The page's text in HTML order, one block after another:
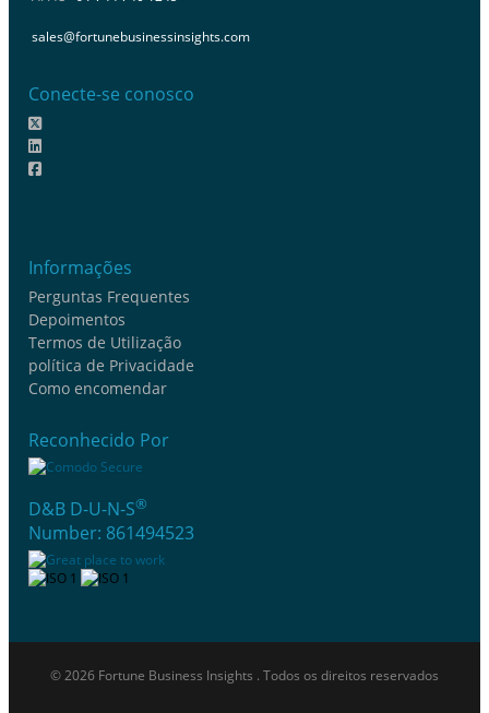
sales@fortunebusinessinsights.com
Conecte-se conosco
Informações
Perguntas Frequentes
Depoimentos
Termos de Utilização
política de Privacidade
Como encomendar
Reconhecido Por
D&B D-U-N-S®
Number: 861494523
© 2026 Fortune Business Insights . Todos os direitos reservados